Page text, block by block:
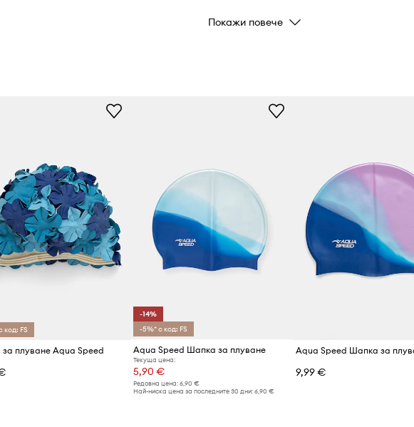
, отличава се с дълготрайна
логона марката, добавя спортен
оптимално прилягане към формата на
и видим елемент от екипировката за
Цвят от
Марка
Покажи повече
код: FS
плуване Aqua Speed
-14%
-5%* с код: FS
Aqua Speed Шапка за плуване
Текуща цена:
5,90 €
Редовна цена: 6,90 €
Най-ниска цена за последните 30 дни: 6,90 €
Aqua Speed Шапка за
9,99 €